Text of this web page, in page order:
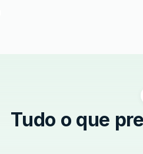
Tudo o que